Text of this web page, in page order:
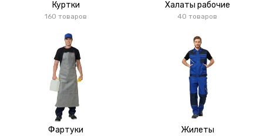
Куртки
160 товаров
Халаты рабочие
40 товаров
Фартуки Жилеты